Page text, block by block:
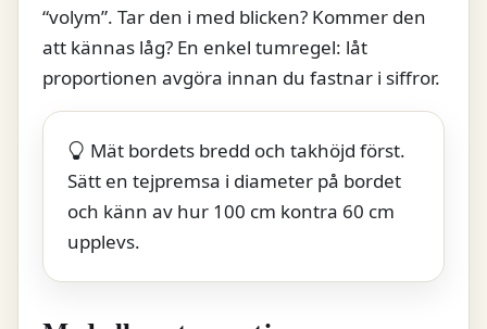
“volym”. Tar den i med blicken? Kommer den
att kännas låg? En enkel tumregel: låt
proportionen avgöra innan du fastnar i siffror.
Mät bordets bredd och takhöjd först.
Sätt en tejpremsa i diameter på bordet
och känn av hur 100 cm kontra 60 cm
upplevs.